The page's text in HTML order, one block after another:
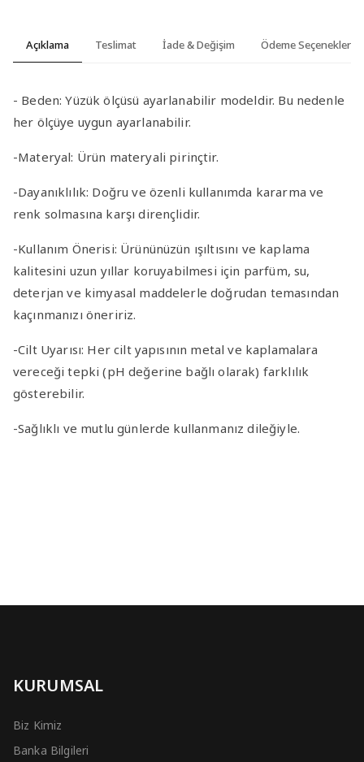
Açıklama Teslimat İade & Değişim Ödeme Seçenekleri
- Beden:Yüzük ölçüsü ayarlanabilir modeldir. Bu nedenle
her ölçüye uygun ayarlanabilir.
-Materyal: Ürün materyali pirinçtir.
-Dayanıklılık: Doğru ve özenli kullanımda kararma ve
renk solmasına karşı dirençlidir.
-Kullanım Önerisi: Ürününüzün ışıltısını ve kaplama
kalitesini uzun yıllar koruyabilmesi için parfüm, su,
deterjan ve kimyasal maddelerle doğrudan temasından
kaçınmanızı öneririz.
-Cilt Uyarısı: Her cilt yapısının metal ve kaplamalara
vereceği tepki (pH değerine bağlı olarak) farklılık
gösterebilir.
-Sağlıklı ve mutlu günlerde kullanmanız dileğiyle.
KURUMSAL
Biz Kimiz
Banka Bilgileri